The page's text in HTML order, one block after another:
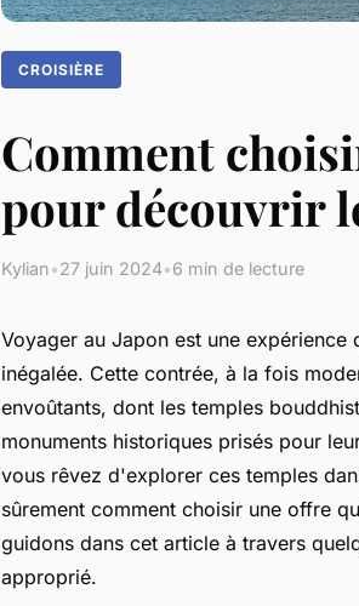
CROISIÈRE
Comment
pour découvrir
Kylian•27 juin 2024•6 min de lecture
Voyager au Japon est une
inégalée. Cette contrée, à la fois
envoûtants, dont les temples
monuments historiques prisés pour
vous rêvez d'explorer ces temples
sûrement comment choisir une offre
guidons dans cet article à travers
approprié.